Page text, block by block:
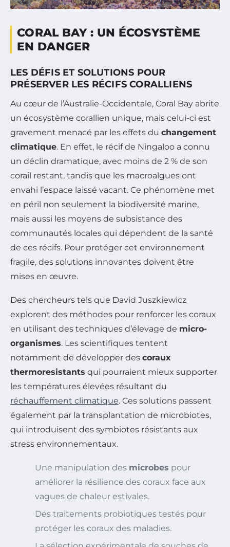
CORAL BAY : UN ÉCOSYSTÈME
EN DANGER
LES DÉFIS ET SOLUTIONS POUR
PRÉSERVER LES RÉCIFS CORALLIENS
Au cœur de l’Australie-Occidentale, Coral Bay abrite
un écosystème corallien unique, mais celui-ci est
gravement menacé par les effets du changement
climatique. En effet, le récif de Ningaloo a connu
un déclin dramatique, avec moins de 2 % de son
corail restant, tandis que les macroalgues ont
envahi l’espace laissé vacant. Ce phénomène met
en péril non seulement la biodiversité marine,
mais aussi les moyens de subsistance des
communautés locales qui dépendent de la santé
de ces récifs. Pour protéger cet environnement
fragile, des solutions innovantes doivent être
mises en œuvre.
Des chercheurs tels que David Juszkiewicz
explorent des méthodes pour renforcer les coraux
en utilisant des techniques d’élevage de micro-
organismes. Les scientifiques tentent
notamment de développer des coraux
thermoresistants qui pourraient mieux supporter
les températures élevées résultant du
réchauffement climatique. Ces solutions passent
également par la transplantation de microbiotes,
qui introduisent des symbiotes résistants aux
stress environnementaux.
Une manipulation des microbes pour
améliorer la résilience des coraux face aux
vagues de chaleur estivales.
Des traitements probiotiques testés pour
protéger les coraux des maladies.